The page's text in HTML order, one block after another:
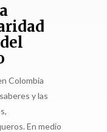
Colombia
y las
En medio